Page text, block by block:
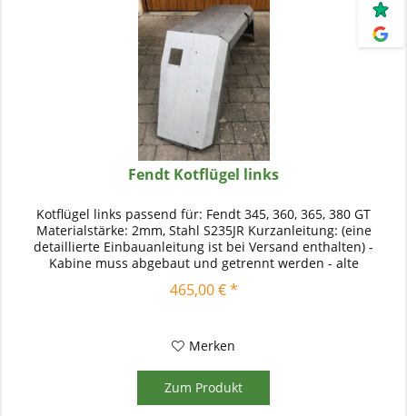
Fendt Kotflügel links
Kotflügel links passend für: Fendt 345, 360, 365, 380 GT
Materialstärke: 2mm, Stahl S235JR Kurzanleitung: (eine
detaillierte Einbauanleitung ist bei Versand enthalten) -
Kabine muss abgebaut und getrennt werden - alte
Blechteile,...
465,00 € *
Merken
Zum Produkt